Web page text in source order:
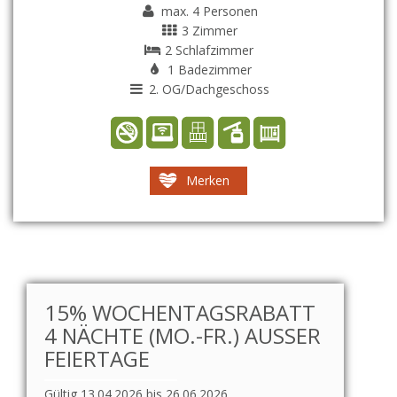
max. 4 Personen
3 Zimmer
2 Schlafzimmer
1 Badezimmer
2. OG/Dachgeschoss
Merken
15% WOCHENTAGSRABATT
4 NÄCHTE (MO.-FR.) AUSSER F
EIERTAGE